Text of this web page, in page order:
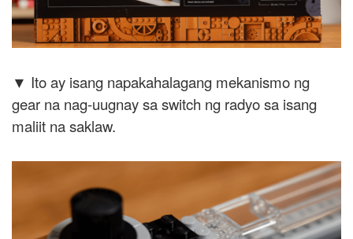
▼ Ito ay isang napakahalagang mekanismo ng
gear na nag-uugnay sa switch ng radyo sa isang
maliit na saklaw.